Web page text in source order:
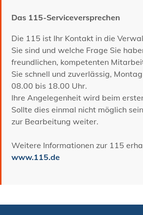
Das 115-Serviceversprechen
Die 115 ist Ihr Kontakt in die
Sie sind und welche Frage Sie
freundlichen, kompetenten
Sie schnell und zuverlässig,
08.00 bis 18.00 Uhr.
Ihre Angelegenheit wird beim
Sollte dies einmal nicht möglich
zur Bearbeitung weiter.
Weitere Informationen zur 115
www.115.de